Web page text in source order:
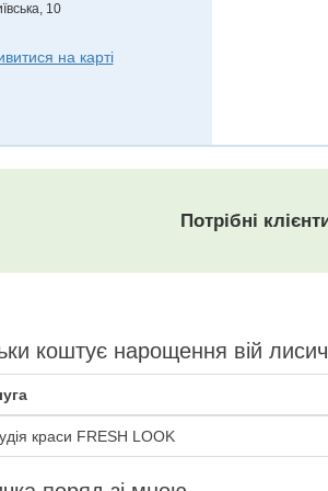
10
на карті
Потрібні
коштує нарощення вій
краси FRESH LOOK